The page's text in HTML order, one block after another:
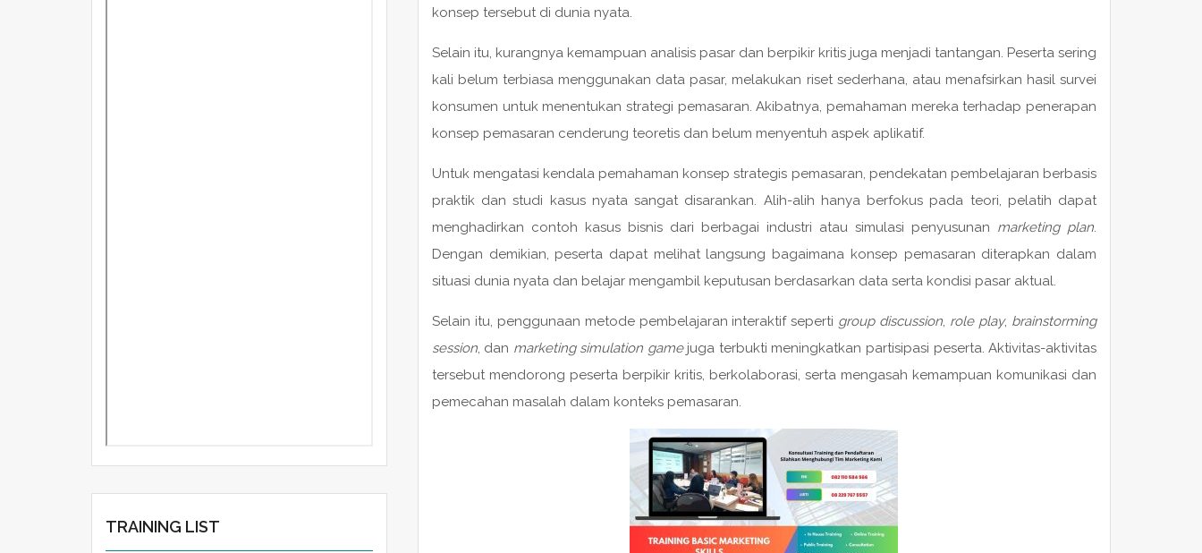
konsep tersebut di dunia nyata.
Selain itu, kurangnya kemampuan analisis pasar dan berpikir kritis juga menjadi tantangan. Peserta sering
kali belum terbiasa menggunakan data pasar, melakukan riset sederhana, atau menafsirkan hasil survei
konsumen untuk menentukan strategi pemasaran. Akibatnya, pemahaman mereka terhadap penerapan
konsep pemasaran cenderung teoretis dan belum menyentuh aspek aplikatif.
Untuk mengatasi kendala pemahaman konsep strategis pemasaran, pendekatan pembelajaran berbasis
praktik dan studi kasus nyata sangat disarankan. Alih-alih hanya berfokus pada teori, pelatih dapat
menghadirkan contoh kasus bisnis dari berbagai industri atau simulasi penyusunan marketing plan.
Dengan demikian, peserta dapat melihat langsung bagaimana konsep pemasaran diterapkan dalam
situasi dunia nyata dan belajar mengambil keputusan berdasarkan data serta kondisi pasar aktual.
Selain itu, penggunaan metode pembelajaran interaktif seperti group discussion, role play, brainstorming
session, dan marketing simulation gamejuga terbukti meningkatkan partisipasi peserta. Aktivitas-aktivitas
tersebut mendorong peserta berpikir kritis, berkolaborasi, serta mengasah kemampuan komunikasi dan
pemecahan masalah dalam konteks pemasaran.
TRAINING LIST